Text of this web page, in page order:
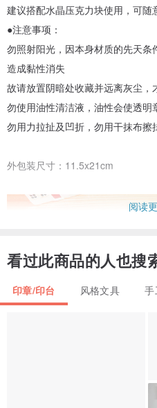
建议搭配水晶压克力块使用，可随
●注意事项：
勿照射阳光，因本身材质的先天条
造成黏性消失
故请放置阴暗处收藏并远离灰尘，
勿使用油性清洁液，油性会使透明
勿用力拉扯及凹折，勿用干抹布
外包装尺寸：11.5x21cm
阅读
看过此商品的人也搜
印章/印台 风格文具 手